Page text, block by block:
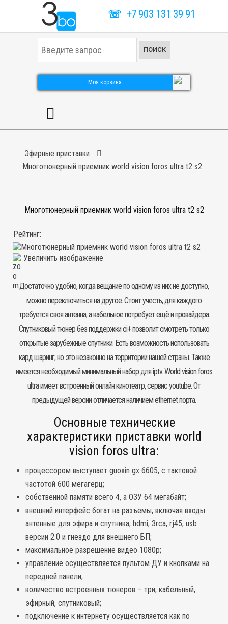
☏ +7 903 131 39 91
к
а
ь
ПОИСК
Моя корзина
Эфирные приставки
Многотюнерный приемник world vision foros ultra t2 s2
Многотюнерный приемник world vision foros ultra t2 s2
Рейтинг:
Увеличить изображение
Достаточно удобно, когда вещание по одному из них не доступно,
можно переключиться на другое. Стоит учесть, для каждого
требуется своя антенна, а кабельное потребует ещё и провайдера.
Спутниковый тюнер без поддержки ci+ позволит смотреть только
открытые зарубежные спутники. Есть возможность использовать
кард шаринг, но это незаконно на территории нашей страны. Также
имеется необходимый минимальный набор для iptv. World vision foros
ultra имеет встроенный онлайн кинотеатр, сервис youtube. От
предыдущей версии отличается наличием ethernet порта.
Основные технические
характеристики приставки world
vision foros ultra:
процессором выступает guoxin gx 6605, с тактовой
частотой 600 мегагерц;
собственной памяти всего 4, а ОЗУ 64 мегабайт;
внешний интерфейс богат на разъемы, включая входы
антенные для эфира и спутника, hdmi, 3rca, rj45, usb
версии 2.0 и гнездо для внешнего БП;
максимальное разрешение видео 1080p;
управление осуществляется пультом ДУ и кнопками на
передней панели;
количество встроенных тюнеров – три, кабельный,
эфирный, спутниковый;
подключение к интернету осуществляется как по